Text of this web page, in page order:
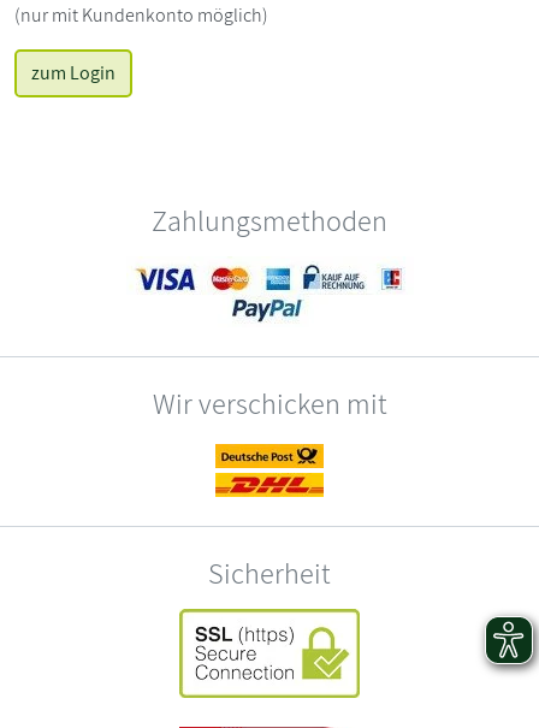
(nur mit Kundenkonto möglich)
zum Login
Zahlungsmethoden
Wir verschicken mit
Sicherheit